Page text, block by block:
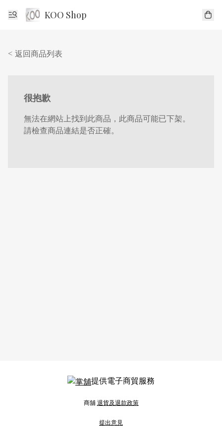
KOO Shop
< 返回商品列表
很抱歉
無法在網站上找到此商品，此商品可能已下架。
請檢查商品連結是否正確。
提供電子商貿服務
商舖退貨及退款政策
提出意見